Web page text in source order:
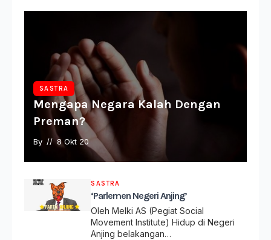
SASTRA
Mengapa Negara Kalah Dengan
Preman?
By // 8 Okt 20
SASTRA
‘Parlemen Negeri Anjing’
Oleh Melki AS (Pegiat Social
Movement Institute) Hidup di Negeri
Anjing belakangan…